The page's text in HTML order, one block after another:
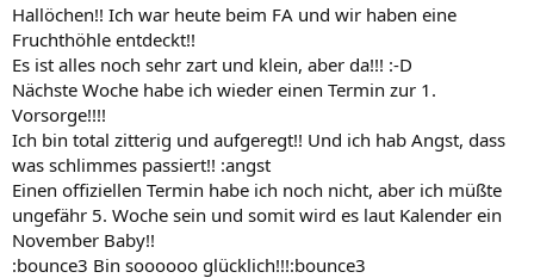
m
Hallöchen!! Ich war heute beim FA und wir haben eine
Fruchthöhle entdeckt!!
Es ist alles noch sehr zart und klein, aber da!!! :-D
Nächste Woche habe ich wieder einen Termin zur 1.
Vorsorge!!!!
Ich bin total zitterig und aufgeregt!! Und ich hab Angst, dass
was schlimmes passiert!! :angst
Einen offiziellen Termin habe ich noch nicht, aber ich müßte
ungefähr 5. Woche sein und somit wird es laut Kalender ein
November Baby!!
:bounce3 Bin soooooo glücklich!!!:bounce3